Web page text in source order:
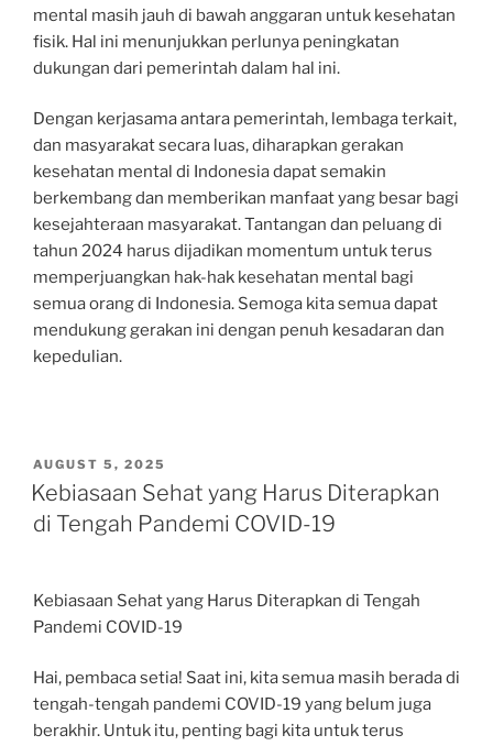
mental masih jauh di bawah anggaran untuk kesehatan
fisik. Hal ini menunjukkan perlunya peningkatan
dukungan dari pemerintah dalam hal ini.
Dengan kerjasama antara pemerintah, lembaga terkait,
dan masyarakat secara luas, diharapkan gerakan
kesehatan mental di Indonesia dapat semakin
berkembang dan memberikan manfaat yang besar bagi
kesejahteraan masyarakat. Tantangan dan peluang di
tahun 2024 harus dijadikan momentum untuk terus
memperjuangkan hak-hak kesehatan mental bagi
semua orang di Indonesia. Semoga kita semua dapat
mendukung gerakan ini dengan penuh kesadaran dan
kepedulian.
POSTED
ON
AUGUST 5, 2025
Kebiasaan Sehat yang Harus Diterapkan
di Tengah Pandemi COVID-19
Kebiasaan Sehat yang Harus Diterapkan di Tengah
Pandemi COVID-19
Hai, pembaca setia! Saat ini, kita semua masih berada di
tengah-tengah pandemi COVID-19 yang belum juga
berakhir. Untuk itu, penting bagi kita untuk terus